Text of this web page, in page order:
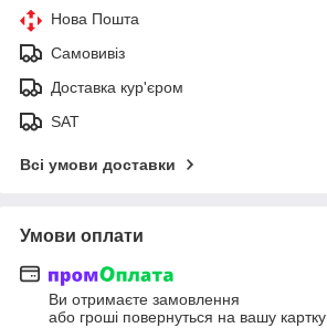
Нова Пошта
Самовивіз
Доставка кур'єром
SAT
Всі умови доставки
Умови оплати
Ви отримаєте замовлення
або гроші повернуться на вашу картку